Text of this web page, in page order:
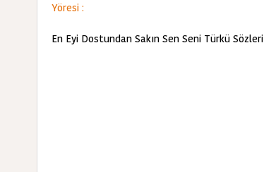
Yöresi :
En Eyi Dostundan Sakın Sen Seni Türkü Sözleri